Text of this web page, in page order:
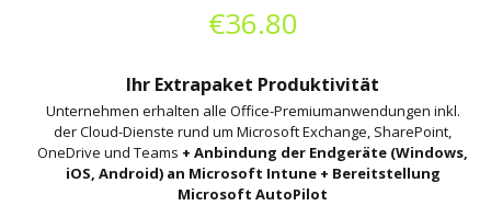
€36.80
Ihr Extrapaket Produktivität
Unternehmen erhalten alle Office-Premiumanwendungen inkl.
der Cloud-Dienste rund um Microsoft Exchange, SharePoint,
OneDrive und Teams + Anbindung der Endgeräte (Windows,
iOS, Android) an Microsoft Intune + Bereitstellung
Microsoft AutoPilot